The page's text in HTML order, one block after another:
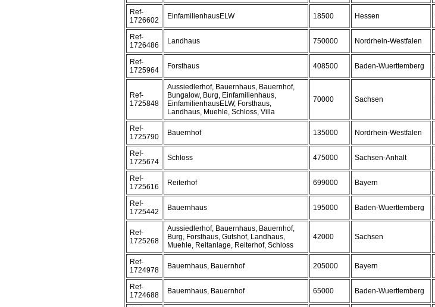
Ref-
1726602
EinfamilienhausELW 18500 Hessen
Ref-
1726486
Landhaus 750000 Nordrhein-Westfalen
Ref-
1725964
Forsthaus 408500 Baden-Wuerttemberg
Ref-
1725848
Aussiedlerhof, Bauernhaus, Bauernhof,
Bungalow, Burg, Einfamilienhaus,
EinfamilienhausELW, Forsthaus,
Landhaus, Muehle, Schloss, Villa
70000 Sachsen
Ref-
1725790
Bauernhof 135000 Nordrhein-Westfalen
Ref-
1725674
Schloss 475000 Sachsen-Anhalt
Ref-
1725616
Reiterhof 699000 Bayern
Ref-
1725442
Bauernhaus 195000 Baden-Wuerttemberg
Ref-
1725268
Aussiedlerhof, Bauernhaus, Bauernhof,
Burg, Forsthaus, Gutshof, Landhaus,
Muehle, Reitanlage, Reiterhof, Schloss
42000 Sachsen
Ref-
1724978
Bauernhaus, Bauernhof 205000 Bayern
Ref-
1724688
Bauernhaus, Bauernhof 65000 Baden-Wuerttemberg